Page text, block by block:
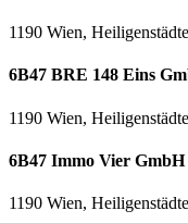
1190 Wien,
6B47 BRE 148 Eins
1190 Wien,
6B47 Immo Vier
1190 Wien,